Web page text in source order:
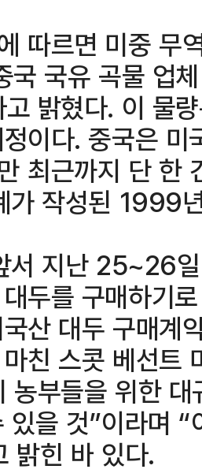
따르면 미중 무
국유 곡물 업
밝혔다. 이 물
이다. 중국은
최근까지 단 한
가 작성된 1999
서 지난 25~26
두를 구매하기
산 대두 구매계
친 스콧 베선트
농부들을 위한
있을 것”이라며
밝힌 바 있다.